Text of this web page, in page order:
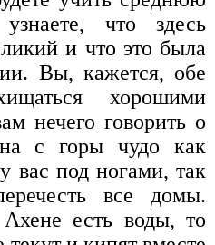
что здесь
и что это была
Вы, кажется, обе
хорошими
нечего говорить о
с горы чудо как
вас под ногами, так
все домы.
есть воды, то